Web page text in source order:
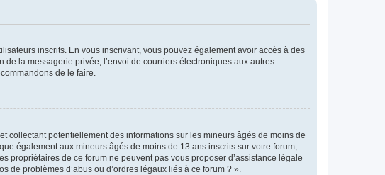
inscrits. En vous inscrivant, vous pouvez également avoir accès à des
la messagerie privée, l’envoi de courriers électroniques aux autres
de le faire.
collectant potentiellement des informations sur les mineurs âgés de moins de
également aux mineurs âgés de moins de 13 ans inscrits sur votre forum,
de ce forum ne peuvent pas vous proposer d’assistance légale
problèmes d’abus ou d’ordres légaux liés à ce forum ? ».